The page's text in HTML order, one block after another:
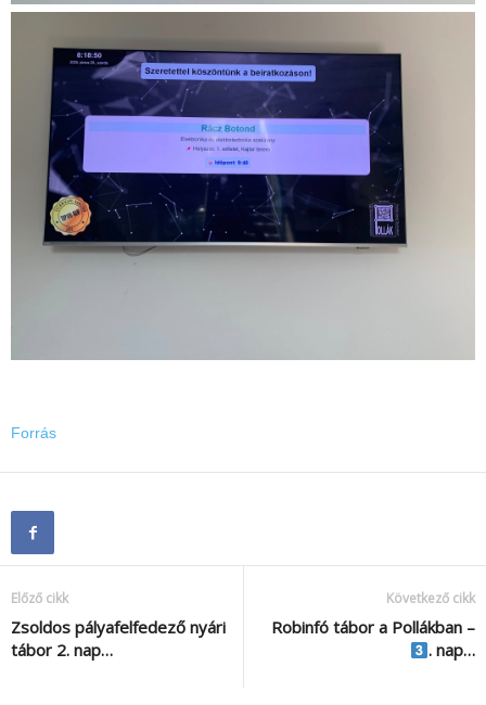
Forrás
Előző cikk
Zsoldos pályafelfedező nyári
tábor 2. nap…
Következő cikk
Robinfó tábor a Pollákban –
. nap…